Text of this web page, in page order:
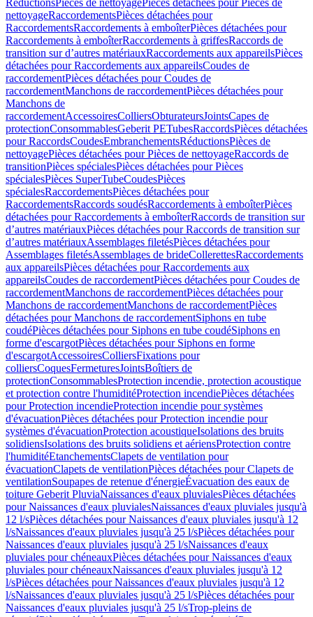
RéductionsPièces de nettoyagePièces détachées pour Pièces de
nettoyageRaccordementsPièces détachées pour
RaccordementsRaccordements à emboîterPièces détachées pour
Raccordements à emboîterRaccordements à griffesRaccords de
transition sur d’autres matériauxRaccordements aux appareilsPièces
détachées pour Raccordements aux appareilsCoudes de
raccordementPièces détachées pour Coudes de
raccordementManchons de raccordementPièces détachées pour
Manchons de
raccordementAccessoiresColliersObturateursJointsCapes de
protectionConsommablesGeberit PETubesRaccordsPièces détachées
pour RaccordsCoudesEmbranchementsRéductionsPièces de
nettoyagePièces détachées pour Pièces de nettoyageRaccords de
transitionPièces spécialesPièces détachées pour Pièces
spécialesPièces SuperTubeCoudesPièces
spécialesRaccordementsPièces détachées pour
RaccordementsRaccords soudésRaccordements à emboîterPièces
détachées pour Raccordements à emboîterRaccords de transition sur
d’autres matériauxPièces détachées pour Raccords de transition sur
d’autres matériauxAssemblages filetésPièces détachées pour
Assemblages filetésAssemblages de brideCollerettesRaccordements
aux appareilsPièces détachées pour Raccordements aux
appareilsCoudes de raccordementPièces détachées pour Coudes de
raccordementManchons de raccordementPièces détachées pour
Manchons de raccordementManchons de raccordementPièces
détachées pour Manchons de raccordementSiphons en tube
coudéPièces détachées pour Siphons en tube coudéSiphons en
forme d'escargotPièces détachées pour Siphons en forme
d'escargotAccessoiresColliersFixations pour
colliersCoquesFermeturesJointsBoîtiers de
protectionConsommablesProtection incendie, protection acoustique
et protection contre l'humiditéProtection incendiePièces détachées
pour Protection incendieProtection incendie pour systèmes
d'évacuationPièces détachées pour Protection incendie pour
systèmes d'évacuationProtection acoustiqueIsolations des bruits
solidiensIsolations des bruits solidiens et aériensProtection contre
l'humiditéEtanchementsClapets de ventilation pour
évacuationClapets de ventilationPièces détachées pour Clapets de
ventilationSoupapes de retenue d'énergieÉvacuation des eaux de
toiture Geberit PluviaNaissances d'eaux pluvialesPièces détachées
pour Naissances d'eaux pluvialesNaissances d'eaux pluviales jusqu'à
12 l/sPièces détachées pour Naissances d'eaux pluviales jusqu'à 12
l/sNaissances d'eaux pluviales jusqu'à 25 l/sPièces détachées pour
Naissances d'eaux pluviales jusqu'à 25 l/sNaissances d'eaux
pluviales pour chéneauxPièces détachées pour Naissances d'eaux
pluviales pour chéneauxNaissances d'eaux pluviales jusqu'à 12
l/sPièces détachées pour Naissances d'eaux pluviales jusqu'à 12
l/sNaissances d'eaux pluviales jusqu'à 25 l/sPièces détachées pour
Naissances d'eaux pluviales jusqu'à 25 l/sTrop-pleins de